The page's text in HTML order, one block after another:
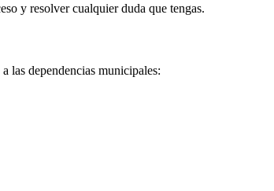
y resolver cualquier duda que tengas.
las dependencias municipales: